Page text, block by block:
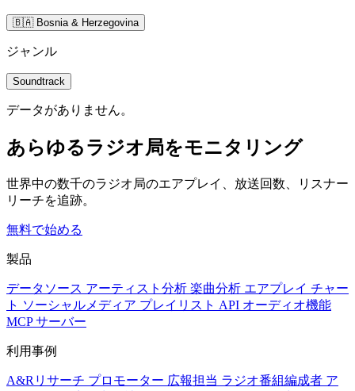
🇧🇦 Bosnia & Herzegovina
ジャンル
Soundtrack
データがありません。
あらゆるラジオ局をモニタリング
世界中の数千のラジオ局のエアプレイ、放送回数、リスナー
リーチを追跡。
無料で始める
製品
データソース アーティスト分析 楽曲分析 エアプレイ チャー
ト ソーシャルメディア プレイリスト API オーディオ機能
MCP サーバー
利用事例
A&Rリサーチ プロモーター 広報担当 ラジオ番組編成者 ア